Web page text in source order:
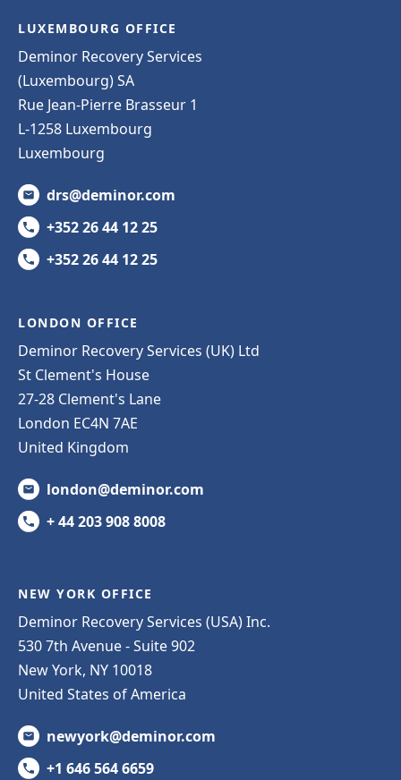
LUXEMBOURG OFFICE
Deminor Recovery Services
(Luxembourg) SA
Rue Jean-Pierre Brasseur 1
L-1258 Luxembourg
Luxembourg
drs@deminor.com
+352 26 44 12 25
+352 26 44 12 25
LONDON OFFICE
Deminor Recovery Services (UK) Ltd
St Clement's House
27-28 Clement's Lane
London EC4N 7AE
United Kingdom
london@deminor.com
+ 44 203 908 8008
NEW YORK OFFICE
Deminor Recovery Services (USA) Inc.
530 7th Avenue - Suite 902
New York, NY 10018
United States of America
newyork@deminor.com
+1 646 564 6659